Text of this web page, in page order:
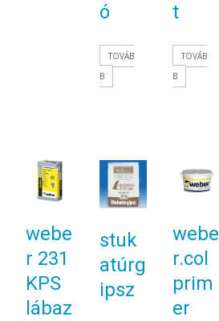
ó
TOVÁB
B
t
TOVÁB
B
webe
r 231
KPS
lábaz
stuk
atúrg
ipsz
webe
r.col
prim
er